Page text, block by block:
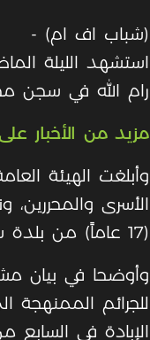
(شباب اف ام) -
رام الله في سجن
مزيد من الأخبار
وأبلغت الهيئة
الأسرى والمحررين،
(17 عاماً) من بلدة سلواد شرق محافظة رام الله والبيرة، في سجن (مجدو).
وأوضحا في بيان
للجرائم